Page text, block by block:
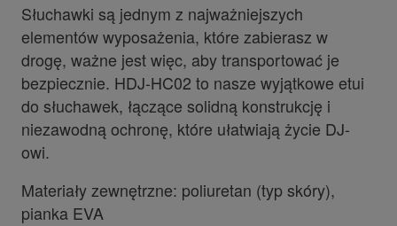
Słuchawki są jednym z najważniejszych
elementów wyposażenia, które zabierasz w
drogę, ważne jest więc, aby transportować je
bezpiecznie. HDJ-HC02 to nasze wyjątkowe etui
do słuchawek, łączące solidną konstrukcję i
niezawodną ochronę, które ułatwiają życie DJ-
owi.
Materiały zewnętrzne: poliuretan (typ skóry),
pianka EVA